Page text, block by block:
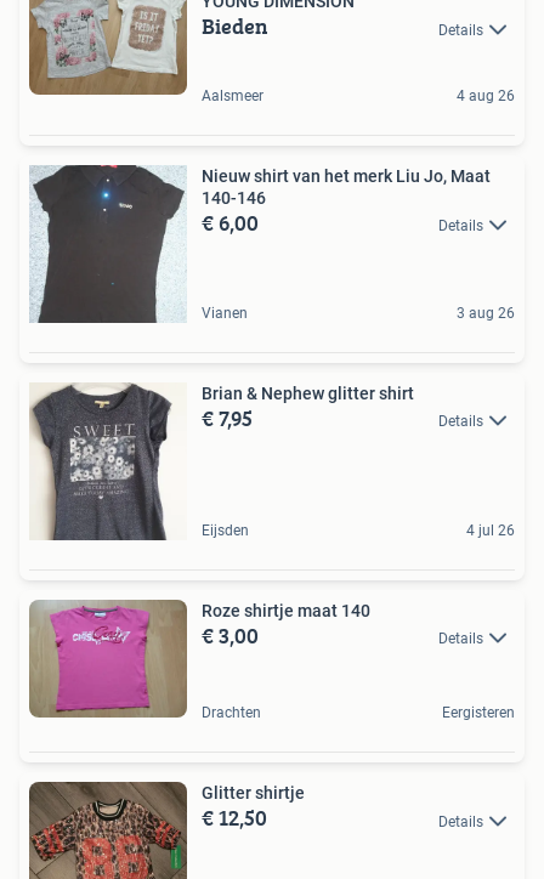
Bieden Details
Aalsmeer 4 aug 26
Nieuw shirt van het merk Liu Jo, Maat
140-146
€ 6,00 Details
Vianen 3 aug 26
Brian & Nephew glitter shirt
€ 7,95 Details
Eijsden 4 jul 26
Roze shirtje maat 140
€ 3,00 Details
Drachten Eergisteren
Glitter shirtje
€ 12,50 Details